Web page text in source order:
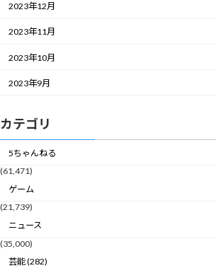
2023年12月
2023年11月
2023年10月
2023年9月
カテゴリ
5ちゃんねる
(61,471)
ゲーム
(21,739)
ニュース
(35,000)
芸能 (282)